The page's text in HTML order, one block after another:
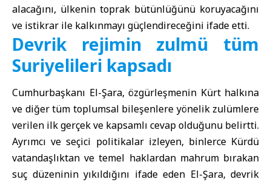
alacağını, ülkenin toprak bütünlüğünü koruyacağını
ve istikrar ile kalkınmayı güçlendireceğini ifade etti.
Devrik rejimin zulmü tüm
Suriyelileri kapsadı
Cumhurbaşkanı El-Şara, özgürleşmenin Kürt halkına
ve diğer tüm toplumsal bileşenlere yönelik zulümlere
verilen ilk gerçek ve kapsamlı cevap olduğunu belirtti.
Ayrımcı ve seçici politikalar izleyen, binlerce Kürdü
vatandaşlıktan ve temel haklardan mahrum bırakan
suç düzeninin yıkıldığını ifade eden El-Şara, devrik